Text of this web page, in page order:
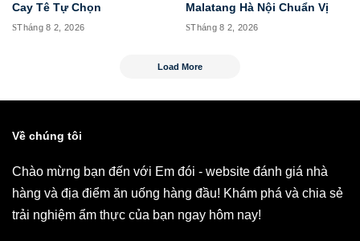
Cay Tê Tự Chọn
Tháng 8 2, 2026
Malatang Hà Nội Chuẩn Vị
Tháng 8 2, 2026
Load More
Về chúng tôi
Chào mừng bạn đến với Em đói - website đánh giá nhà
hàng và địa điểm ăn uống hàng đầu! Khám phá và chia sẻ
trải nghiệm ẩm thực của bạn ngay hôm nay!